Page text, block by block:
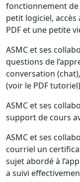
fonctionnement de
petit logiciel,
PDF et une petite
ASMC et ses
questions de
conversation
(voir le PDF
ASMC et ses
support de cours
ASMC et ses
courriel un
sujet abordé à
a suivi